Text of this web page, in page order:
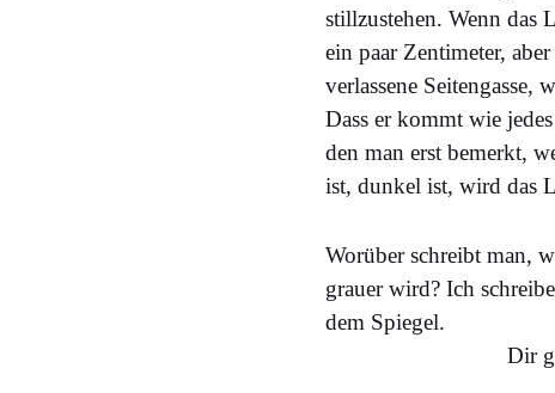
stillzustehen. Wenn das
ein paar Zentimeter,
verlassene
Dass er kommt wie
den man erst bemerkt,
ist, dunkel ist, wird das
Worüber schreibt man,
grauer wird? Ich
dem Spiegel.
Dir